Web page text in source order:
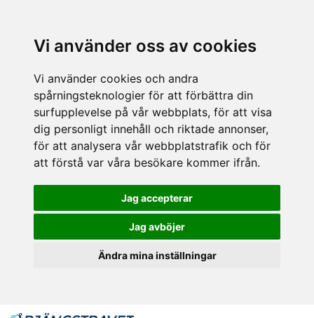
Vi använder oss av cookies
Vi använder cookies och andra
spårningsteknologier för att förbättra din
surfupplevelse på vår webbplats, för att visa
dig personligt innehåll och riktade annonser,
för att analysera vår webbplatstrafik och för
att förstå var våra besökare kommer ifrån.
Jag accepterar
Jag avböjer
Ändra mina inställningar